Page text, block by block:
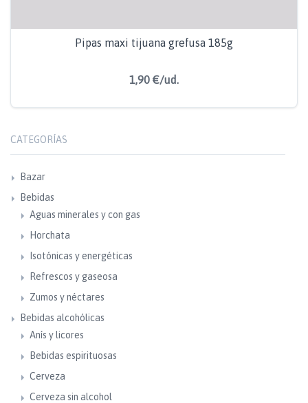
Pipas maxi tijuana grefusa 185g
1,90 €/ud.
CATEGORÍAS
Bazar
Bebidas
Aguas minerales y con gas
Horchata
Isotónicas y energéticas
Refrescos y gaseosa
Zumos y néctares
Bebidas alcohólicas
Anís y licores
Bebidas espirituosas
Cerveza
Cerveza sin alcohol